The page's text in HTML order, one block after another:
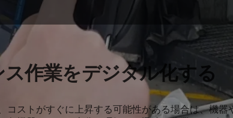
作業をデジタル化する
ストがすぐに上昇する可能性がある場合は、機器